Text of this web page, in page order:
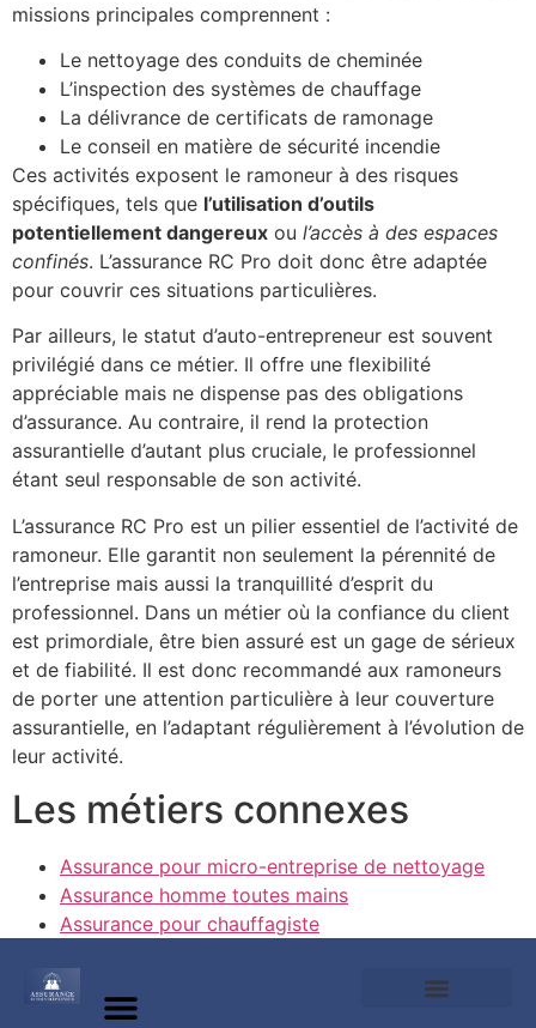
missions principales comprennent :
Le nettoyage des conduits de cheminée
L’inspection des systèmes de chauffage
La délivrance de certificats de ramonage
Le conseil en matière de sécurité incendie
Ces activités exposent le ramoneur à des risques
spécifiques, tels que l’utilisation d’outils
potentiellement dangereux ou l’accès à des espaces
confinés. L’assurance RC Pro doit donc être adaptée
pour couvrir ces situations particulières.
Par ailleurs, le statut d’auto-entrepreneur est souvent
privilégié dans ce métier. Il offre une flexibilité
appréciable mais ne dispense pas des obligations
d’assurance. Au contraire, il rend la protection
assurantielle d’autant plus cruciale, le professionnel
étant seul responsable de son activité.
L’assurance RC Pro est un pilier essentiel de l’activité de
ramoneur. Elle garantit non seulement la pérennité de
l’entreprise mais aussi la tranquillité d’esprit du
professionnel. Dans un métier où la confiance du client
est primordiale, être bien assuré est un gage de sérieux
et de fiabilité. Il est donc recommandé aux ramoneurs
de porter une attention particulière à leur couverture
assurantielle, en l’adaptant régulièrement à l’évolution de
leur activité.
Les métiers connexes
Assurance pour micro-entreprise de nettoyage
Assurance homme toutes mains
Assurance pour chauffagiste